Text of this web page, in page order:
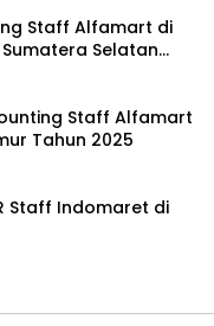
Staff Alfamart di
Selatan
Staff Alfamart
Tahun 2025
Staff Indomaret di